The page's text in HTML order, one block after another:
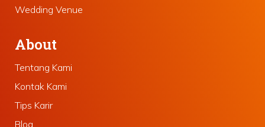
Wedding Venue
About
Tentang Kami
Kontak Kami
Tips Karir
Blog